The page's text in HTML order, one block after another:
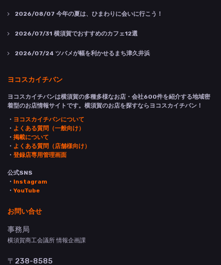
2026/08/07 今年の夏は、ひまわりに会いに行こう！
2026/07/31 横須賀でおすすめのカフェ12選
2026/07/24 ツバメが幅を利かせるまち津久井浜
ヨコスカイチバン
ヨコスカイチバンは横須賀の多種多様なお店・会社600件を紹介する地域密
着型のお店情報サイトです。横須賀のお店を探すならヨコスカイチバン！
・ ヨコスカイチバンについて
・ よくある質問（一般向け）
・ 掲載について
・ よくある質問（店舗様向け）
・ 登録店専用管理画面
公式SNS
・ Instagram
・ YouTube
お問い合せ
事務局
横須賀商工会議所 情報企画課
〒238-8585